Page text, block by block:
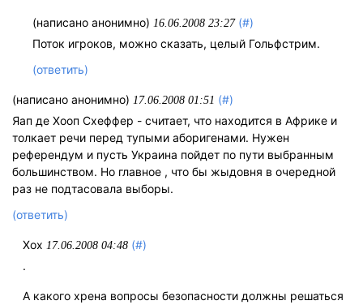
(написано анонимно) 16.06.2008 23:27 (#)
Поток игроков, можно сказать, целый Гольфстрим.
(ответить)
(написано анонимно) 17.06.2008 01:51 (#)
Яап де Хооп Схеффер - считает, что находится в Африке и
толкает речи перед тупыми аборигенами. Нужен
референдум и пусть Украина пойдет по пути выбранным
большинством. Но главное , что бы жыдовня в очередной
раз не подтасовала выборы.
(ответить)
Хох 17.06.2008 04:48 (#)
.
А какого хрена вопросы безопасности должны решаться